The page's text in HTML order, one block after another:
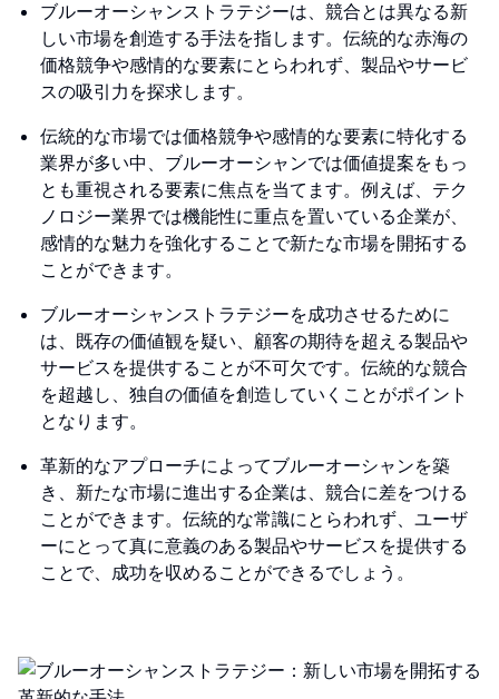
ブルーオーシャンストラテジーは、競合とは異なる新
しい市場を創造する手法を指します。伝統的な赤海の
価格競争や感情的な要素にとらわれず、製品やサービ
スの吸引力を探求します。
伝統的な市場では価格競争や感情的な要素に特化する
業界が多い中、ブルーオーシャンでは価値提案をもっ
とも重視される要素に焦点を当てます。例えば、テク
ノロジー業界では機能性に重点を置いている企業が、
感情的な魅力を強化することで新たな市場を開拓する
ことができます。
ブルーオーシャンストラテジーを成功させるために
は、既存の価値観を疑い、顧客の期待を超える製品や
サービスを提供することが不可欠です。伝統的な競合
を超越し、独自の価値を創造していくことがポイント
となります。
革新的なアプローチによってブルーオーシャンを築
き、新たな市場に進出する企業は、競合に差をつける
ことができます。伝統的な常識にとらわれず、ユーザ
ーにとって真に意義のある製品やサービスを提供する
ことで、成功を収めることができるでしょう。